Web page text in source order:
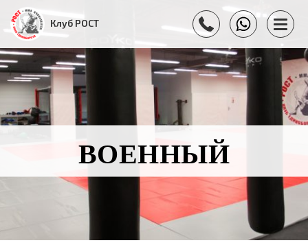
Клуб РОСТ
ВОЕННЫЙ